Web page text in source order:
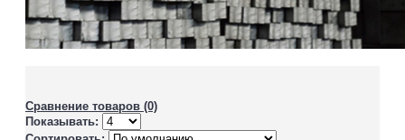
Сравнение товаров (0)
Показывать: